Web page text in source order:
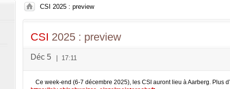
CSI 2025 : preview
CSI 2025 : preview
Déc 5 17:11
Ce week-end (6-7 décembre 2025), les CSI auront lieu à Aarberg. Plus